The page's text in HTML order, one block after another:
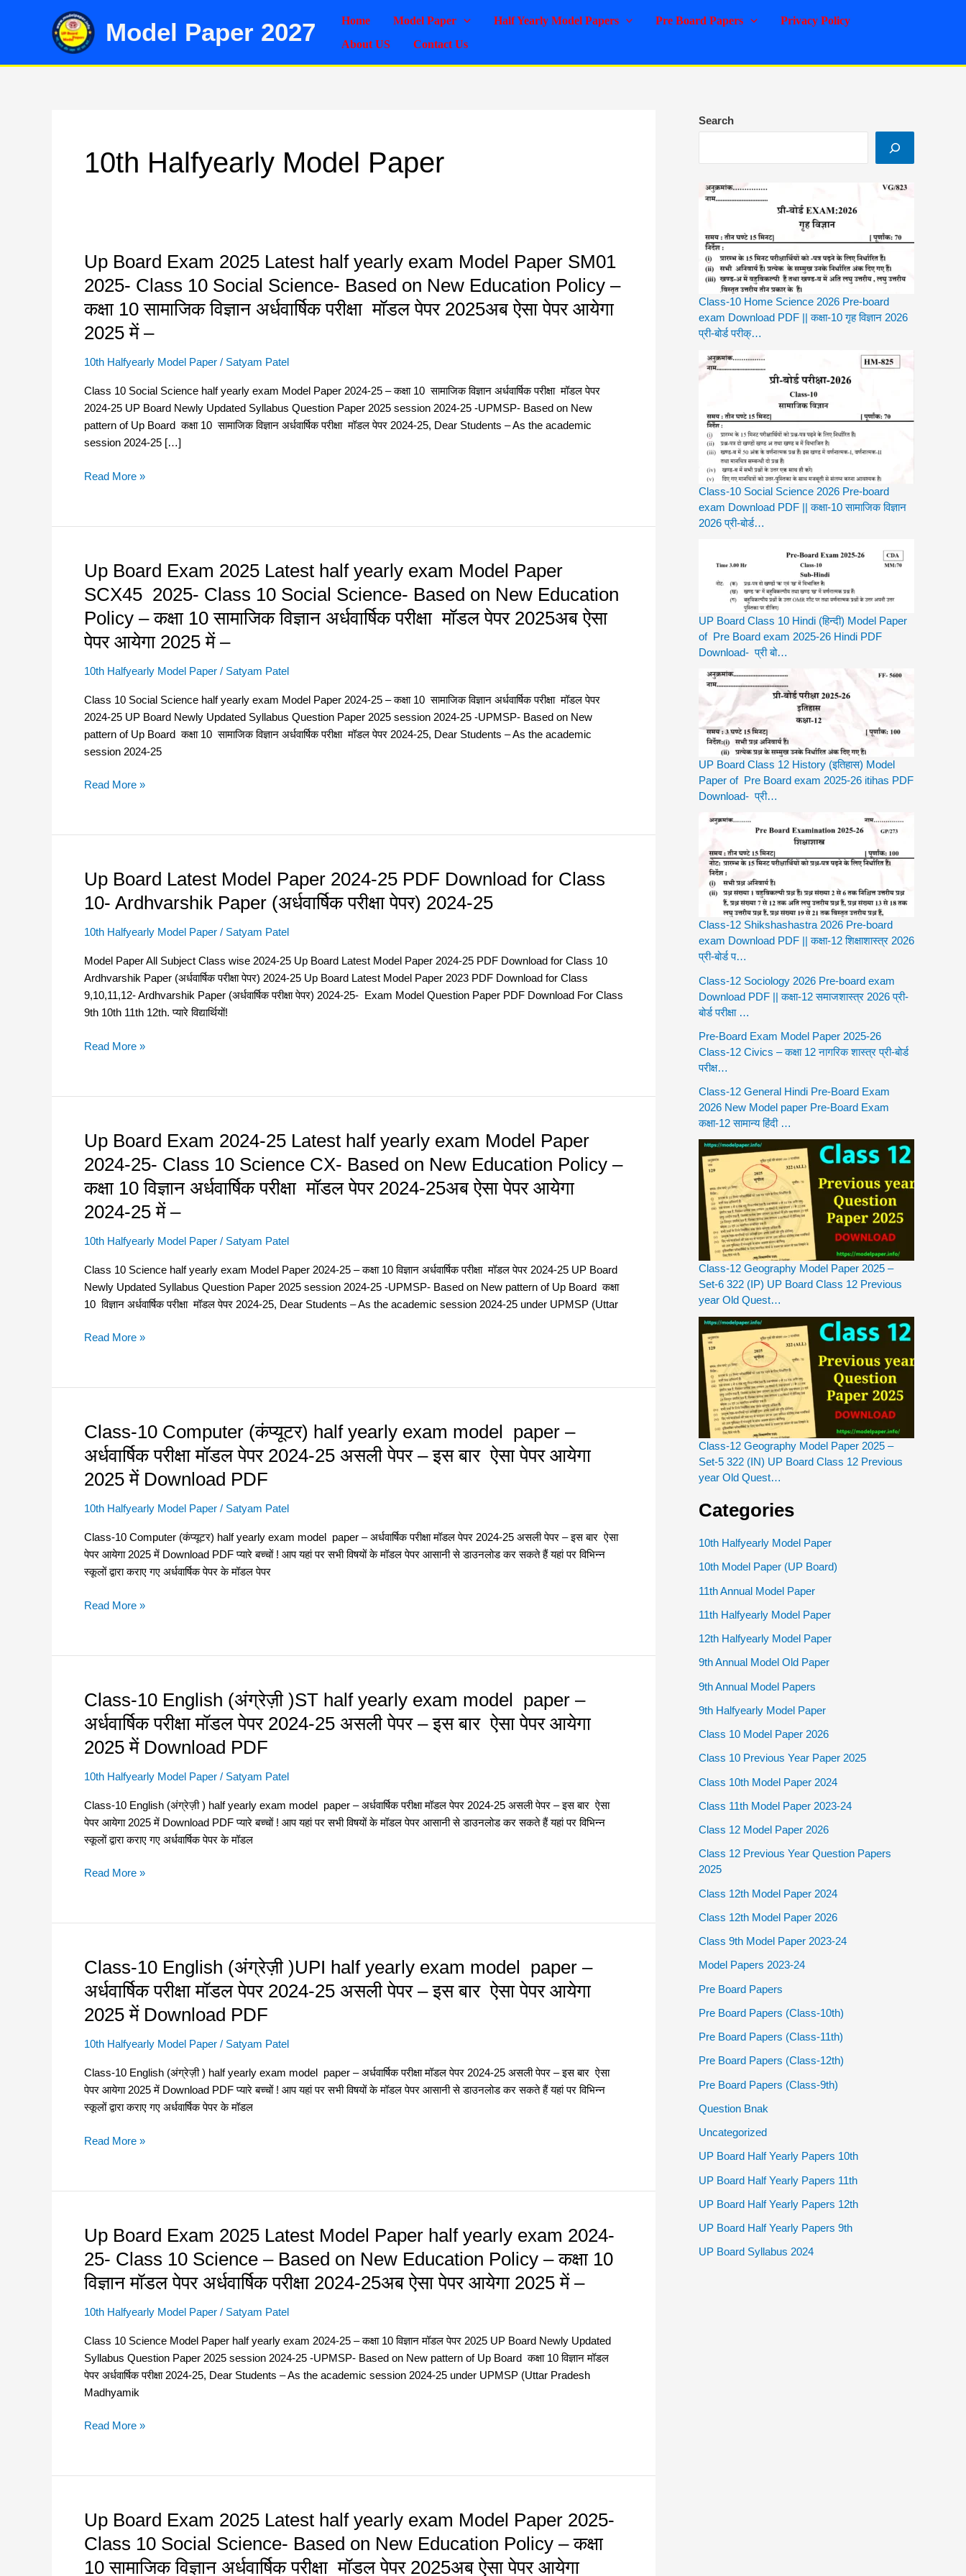
Model Paper 2027 Home Model Paper Half Yearly Model Papers Pre Board Papers
Privacy Policy
About US
Contact Us
10th Halfyearly Model Paper
Up Board Exam 2025 Latest half yearly exam Model Paper SM01
2025- Class 10 Social Science- Based on New Education Policy –
कक्षा 10 सामाजिक विज्ञान अर्धवार्षिक परीक्षा मॉडल पेपर 2025अब ऐसा पेपर आयेगा
2025 में –
10th Halfyearly Model Paper / Satyam Patel
Class 10 Social Science half yearly exam Model Paper 2024-25 – कक्षा 10 सामाजिक विज्ञान अर्धवार्षिक परीक्षा मॉडल पेपर
2024-25 UP Board Newly Updated Syllabus Question Paper 2025 session 2024-25 -UPMSP- Based on New
pattern of Up Board कक्षा 10 सामाजिक विज्ञान अर्धवार्षिक परीक्षा मॉडल पेपर 2024-25, Dear Students – As the academic
session 2024-25 […]
Up
Board
Exam
2025
Latest
yearly
Model
Paper
SM01
2025-
10
New
Education
Policy
–
कक्षा
सामाजिक
अर्धवार्षिक
परीक्षा
मॉडल
पेपर
ऐसा
–
Read More »
Up Board Exam 2025 Latest half yearly exam Model Paper
SCX45 2025- Class 10 Social Science- Based on New Education
Policy – कक्षा 10 सामाजिक विज्ञान अर्धवार्षिक परीक्षा मॉडल पेपर 2025अब ऐसा
पेपर आयेगा 2025 में –
10th Halfyearly Model Paper / Satyam Patel
Class 10 Social Science half yearly exam Model Paper 2024-25 – कक्षा 10 सामाजिक विज्ञान अर्धवार्षिक परीक्षा मॉडल पेपर
2024-25 UP Board Newly Updated Syllabus Question Paper 2025 session 2024-25 -UPMSP- Based on New
pattern of Up Board कक्षा 10 सामाजिक विज्ञान अर्धवार्षिक परीक्षा मॉडल पेपर 2024-25, Dear Students – As the academic
session 2024-25
Up
Board
Exam
2025
Latest
yearly
Model
Paper
SCX45
2025-
10
New
Education
Policy
–
10
सामाजिक
विज्ञान
अर्धवार्षिक
मॉडल
आयेगा
2025
में
–
Read More »
Up Board Latest Model Paper 2024-25 PDF Download for Class
10- Ardhvarshik Paper (अर्धवार्षिक परीक्षा पेपर) 2024-25
10th Halfyearly Model Paper / Satyam Patel
Model Paper All Subject Class wise 2024-25 Up Board Latest Model Paper 2024-25 PDF Download for Class 10
Ardhvarshik Paper (अर्धवार्षिक परीक्षा पेपर) 2024-25 Up Board Latest Model Paper 2023 PDF Download for Class
9,10,11,12- Ardhvarshik Paper (अर्धवार्षिक परीक्षा पेपर) 2024-25- Exam Model Question Paper PDF Download For Class
9th 10th 11th 12th. प्यारे विद्यार्थियों!
Up
Board
Latest
Model
2024-
25
PDF
Download
Class
Paper
परीक्षा
पेपर)
2024-
25
Read More »
Up Board Exam 2024-25 Latest half yearly exam Model Paper
2024-25- Class 10 Science CX- Based on New Education Policy –
कक्षा 10 विज्ञान अर्धवार्षिक परीक्षा मॉडल पेपर 2024-25अब ऐसा पेपर आयेगा
2024-25 में –
10th Halfyearly Model Paper / Satyam Patel
Class 10 Science half yearly exam Model Paper 2024-25 – कक्षा 10 विज्ञान अर्धवार्षिक परीक्षा मॉडल पेपर 2024-25 UP Board
Newly Updated Syllabus Question Paper 2025 session 2024-25 -UPMSP- Based on New pattern of Up Board कक्षा
10 विज्ञान अर्धवार्षिक परीक्षा मॉडल पेपर 2024-25, Dear Students – As the academic session 2024-25 under UPMSP (Uttar
Up
Board
Exam
2024-
25
half
exam
Model
Paper
25-
Based
New
Education
–
कक्षा
10
विज्ञान
परीक्षा
2024-
पेपर
आयेगा
2024-
25
में
Read More »
Class-10 Computer (कंप्यूटर) half yearly exam model paper –
अर्धवार्षिक परीक्षा मॉडल पेपर 2024-25 असली पेपर – इस बार ऐसा पेपर आयेगा
2025 में Download PDF
10th Halfyearly Model Paper / Satyam Patel
Class-10 Computer (कंप्यूटर) half yearly exam model paper – अर्धवार्षिक परीक्षा मॉडल पेपर 2024-25 असली पेपर – इस बार ऐसा
पेपर आयेगा 2025 में Download PDF प्यारे बच्चों ! आप यहां पर सभी विषयों के मॉडल पेपर आसानी से डाउनलोड कर सकते हैं यहां पर विभिन्न
स्कूलों द्वारा कराए गए अर्धवार्षिक पेपर के मॉडल पेपर
Class-
Computer
(कंप्यूटर)
yearly
exam
model
paper
अर्धवार्षिक
असली
पेपर
–
इस
बार
पेपर
आयेगा
2025
Download
Read More »
Class-10 English (अंग्रेज़ी )ST half yearly exam model paper –
अर्धवार्षिक परीक्षा मॉडल पेपर 2024-25 असली पेपर – इस बार ऐसा पेपर आयेगा
2025 में Download PDF
10th Halfyearly Model Paper / Satyam Patel
Class-10 English (अंग्रेज़ी ) half yearly exam model paper – अर्धवार्षिक परीक्षा मॉडल पेपर 2024-25 असली पेपर – इस बार ऐसा
पेपर आयेगा 2025 में Download PDF प्यारे बच्चों ! आप यहां पर सभी विषयों के मॉडल पेपर आसानी से डाउनलोड कर सकते हैं यहां पर विभिन्न
स्कूलों द्वारा कराए गए अर्धवार्षिक पेपर के मॉडल
Class-
English
(अंग्रेज़ी
half
yearly
exam
model
–
मॉडल
25
असली
पेपर
–
इस
ऐसा
पेपर
आयेगा
में
Read More »
Class-10 English (अंग्रेज़ी )UPI half yearly exam model paper –
अर्धवार्षिक परीक्षा मॉडल पेपर 2024-25 असली पेपर – इस बार ऐसा पेपर आयेगा
2025 में Download PDF
10th Halfyearly Model Paper / Satyam Patel
Class-10 English (अंग्रेज़ी ) half yearly exam model paper – अर्धवार्षिक परीक्षा मॉडल पेपर 2024-25 असली पेपर – इस बार ऐसा
पेपर आयेगा 2025 में Download PDF प्यारे बच्चों ! आप यहां पर सभी विषयों के मॉडल पेपर आसानी से डाउनलोड कर सकते हैं यहां पर विभिन्न
स्कूलों द्वारा कराए गए अर्धवार्षिक पेपर के मॉडल
Class-
English
(अंग्रेज़ी
half
yearly
exam
model
–
25
असली
पेपर
–
इस
ऐसा
पेपर
आयेगा
2025
Download
Read More »
Up Board Exam 2025 Latest Model Paper half yearly exam 2024-
25- Class 10 Science – Based on New Education Policy – कक्षा 10
विज्ञान मॉडल पेपर अर्धवार्षिक परीक्षा 2024-25अब ऐसा पेपर आयेगा 2025 में –
10th Halfyearly Model Paper / Satyam Patel
Class 10 Science Model Paper half yearly exam 2024-25 – कक्षा 10 विज्ञान मॉडल पेपर 2025 UP Board Newly Updated
Syllabus Question Paper 2025 session 2024-25 -UPMSP- Based on New pattern of Up Board कक्षा 10 विज्ञान मॉडल
पेपर अर्धवार्षिक परीक्षा 2024-25, Dear Students – As the academic session 2024-25 under UPMSP (Uttar Pradesh
Madhyamik
Up
Board
Exam
2025
Model
Paper
half
yearly
exam
25-
Science
on
New
Education
Read More »
Up Board Exam 2025 Latest half yearly exam Model Paper 2025-
Class 10 Social Science- Based on New Education Policy – कक्षा
10 सामाजिक विज्ञान अर्धवार्षिक परीक्षा मॉडल पेपर 2025अब ऐसा पेपर आयेगा
Up
Board
Exam
2025
Search
Class-10 Home Science 2026 Pre-board
exam Download PDF || कक्षा-10 गृह विज्ञान 2026
प्री-बोर्ड परीक्…
Class-10 Social Science 2026 Pre-board
exam Download PDF || कक्षा-10 सामाजिक विज्ञान
2026 प्री-बोर्ड…
UP Board Class 10 Hindi (हिन्दी) Model Paper
of Pre Board exam 2025-26 Hindi PDF
Download- प्री बो…
UP Board Class 12 History (इतिहास) Model
Paper of Pre Board exam 2025-26 itihas PDF
Download- प्री…
Class-12 Shikshashastra 2026 Pre-board
exam Download PDF || कक्षा-12 शिक्षाशास्त्र 2026
प्री-बोर्ड प…
Class-12 Sociology 2026 Pre-board exam
Download PDF || कक्षा-12 समाजशास्त्र 2026 प्री-
बोर्ड परीक्षा …
Pre-Board Exam Model Paper 2025-26
Class-12 Civics – कक्षा 12 नागरिक शास्त्र प्री-बोर्ड
परीक्ष…
Class-12 General Hindi Pre-Board Exam
2026 New Model paper Pre-Board Exam
कक्षा-12 सामान्य हिंदी …
Class-12 Geography Model Paper 2025 –
Set-6 322 (IP) UP Board Class 12 Previous
year Old Quest…
Class-12 Geography Model Paper 2025 –
Set-5 322 (IN) UP Board Class 12 Previous
year Old Quest…
Categories
10th Halfyearly Model Paper
10th Model Paper (UP Board)
11th Annual Model Paper
11th Halfyearly Model Paper
12th Halfyearly Model Paper
9th Annual Model Old Paper
9th Annual Model Papers
9th Halfyearly Model Paper
Class 10 Model Paper 2026
Class 10 Previous Year Paper 2025
Class 10th Model Paper 2024
Class 11th Model Paper 2023-24
Class 12 Model Paper 2026
Class 12 Previous Year Question Papers
2025
Class 12th Model Paper 2024
Class 12th Model Paper 2026
Class 9th Model Paper 2023-24
Model Papers 2023-24
Pre Board Papers
Pre Board Papers (Class-10th)
Pre Board Papers (Class-11th)
Pre Board Papers (Class-12th)
Pre Board Papers (Class-9th)
Question Bnak
Uncategorized
UP Board Half Yearly Papers 10th
UP Board Half Yearly Papers 11th
UP Board Half Yearly Papers 12th
UP Board Half Yearly Papers 9th
UP Board Syllabus 2024